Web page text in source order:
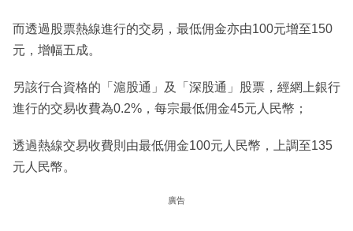
而透過股票熱線進行的交易，最低佣金亦由100元增至150
元，增幅五成。
另該行合資格的「滬股通」及「深股通」股票，經網上銀行
進行的交易收費為0.2%，每宗最低佣金45元人民幣；
透過熱線交易收費則由最低佣金100元人民幣，上調至135
元人民幣。
廣告